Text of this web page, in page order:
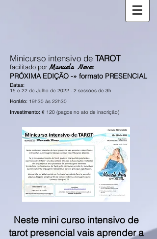
Minicurso intensivo de TAROT
facilitado por Manuela Neves
PRÓXIMA EDIÇÃO -» formato PRESENCIAL
Datas:
15 e 22 de Julho de 2022 - 2 sessões de 3h
Horário: 19h30 às 22h30
Investimento: € 120 (pagos no ato de inscrição)
Neste mini curso intensivo de
tarot presencial vais aprender a